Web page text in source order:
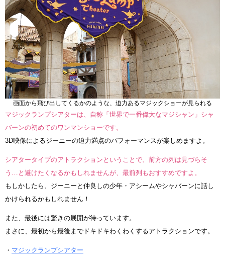
画面から飛び出してくるかのような、迫力あるマジックショーが見られる
マジックランプシアターは、自称「世界で一番偉大なマジシャン」シャ
バーンの初めてのワンマンショーです。
3D映像によるジーニーの迫力満点のパフォーマンスが楽しめますよ。
シアタータイプのアトラクションということで、前方の列は見づらそ
う…と避けたくなるかもしれませんが、最前列もおすすめですよ。
もしかしたら、ジーニーと仲良しの少年・アシームやシャバーンに話し
かけられるかもしれません！
また、最後には驚きの展開が待っています。
まさに、最初から最後までドキドキわくわくするアトラクションです。
・ マジックランプシアター